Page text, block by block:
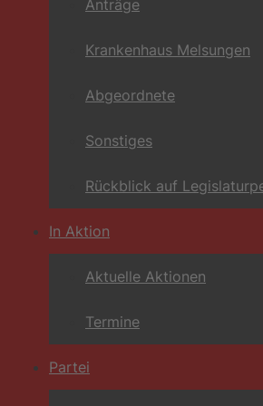
Anträge
Krankenhaus Melsungen
Abgeordnete
Sonstiges
Rückblick auf
In Aktion
Aktuelle Aktionen
Termine
Partei